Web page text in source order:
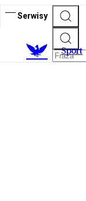
Serwisy
Sport